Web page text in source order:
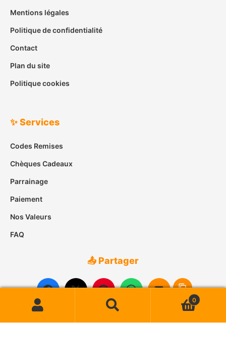
Mentions légales
Politique de confidentialité
Contact
Plan du site
Politique cookies
✨ Services
Codes Remises
Chèques Cadeaux
Parrainage
Paiement
Nos Valeurs
FAQ
📤 Partager
Recherche
pour :
Recherche
0